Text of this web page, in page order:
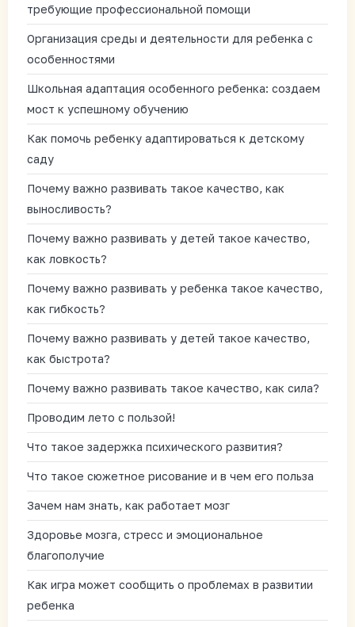
требующие профессиональной помощи
Организация среды и деятельности для ребенка с
особенностями
Школьная адаптация особенного ребенка: создаем
мост к успешному обучению
Как помочь ребенку адаптироваться к детскому
саду
Почему важно развивать такое качество, как
выносливость?
Почему важно развивать у детей такое качество,
как ловкость?
Почему важно развивать у ребенка такое качество,
как гибкость?
Почему важно развивать у детей такое качество,
как быстрота?
Почему важно развивать такое качество, как сила?
Проводим лето с пользой!
Что такое задержка психического развития?
Что такое сюжетное рисование и в чем его польза
Зачем нам знать, как работает мозг
Здоровье мозга, стресс и эмоциональное
благополучие
Как игра может сообщить о проблемах в развитии
ребенка